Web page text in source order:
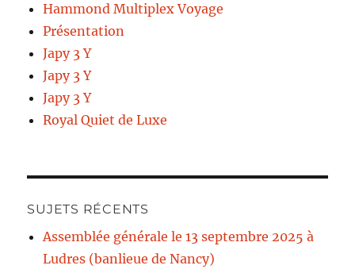
Hammond Multiplex Voyage
Présentation
Japy 3 Y
Japy 3 Y
Japy 3 Y
Royal Quiet de Luxe
SUJETS RÉCENTS
Assemblée générale le 13 septembre 2025 à
Ludres (banlieue de Nancy)